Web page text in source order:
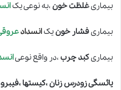
بیماریغلظت خون ،به نوعی یک
بیماریفشار خونیکانسداد
بیماریکبد چرب،در واقع نوعی
یائسگی زودرس زنان ،کیستها